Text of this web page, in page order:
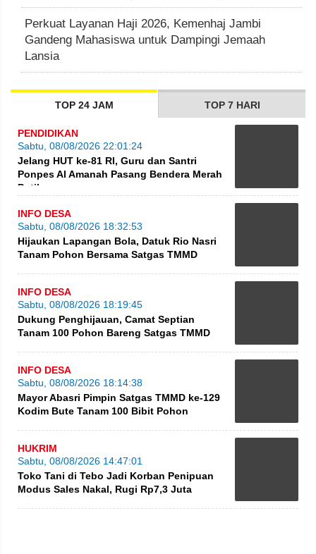
Perkuat Layanan Haji 2026, Kemenhaj Jambi
Gandeng Mahasiswa untuk Dampingi Jemaah
Lansia
TOP 24 JAM TOP 7 HARI
PENDIDIKAN
Sabtu, 08/08/2026 22:01:24
Jelang HUT ke-81 RI, Guru dan Santri
Ponpes Al Amanah Pasang Bendera Merah
Putih
INFO DESA
Sabtu, 08/08/2026 18:32:53
Hijaukan Lapangan Bola, Datuk Rio Nasri
Tanam Pohon Bersama Satgas TMMD
INFO DESA
Sabtu, 08/08/2026 18:19:45
Dukung Penghijauan, Camat Septian
Tanam 100 Pohon Bareng Satgas TMMD
INFO DESA
Sabtu, 08/08/2026 18:14:38
Mayor Abasri Pimpin Satgas TMMD ke-129
Kodim Bute Tanam 100 Bibit Pohon
HUKRIM
Sabtu, 08/08/2026 14:47:01
Toko Tani di Tebo Jadi Korban Penipuan
Modus Sales Nakal, Rugi Rp7,3 Juta